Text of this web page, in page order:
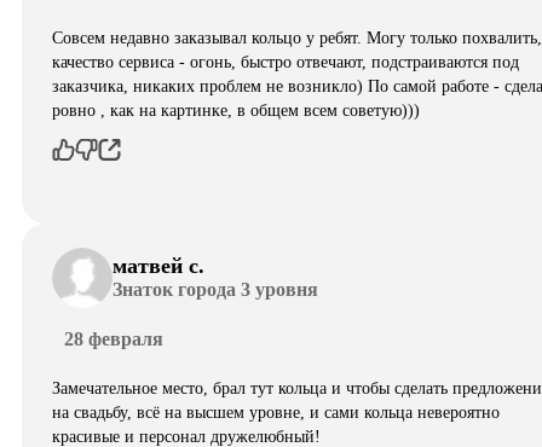
Совсем недавно заказывал кольцо у ребят. Могу только похвалить,
качество сервиса - огонь, быстро отвечают, подстраиваются под
заказчика, никаких проблем не возникло) По самой работе -
ровно , как на картинке, в общем всем советую)))
матвей с.
Знаток города 3 уровня
28 февраля
Замечательное место, брал тут кольца и чтобы сделать
на свадьбу, всё на высшем уровне, и сами кольца невероятно
красивые и персонал дружелюбный!